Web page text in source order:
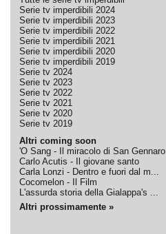
Serie tv imperdibili 2024
Serie tv imperdibili 2023
Serie tv imperdibili 2022
Serie tv imperdibili 2021
Serie tv imperdibili 2020
Serie tv imperdibili 2019
Serie tv 2024
Serie tv 2023
Serie tv 2022
Serie tv 2021
Serie tv 2020
Serie tv 2019
Altri coming soon
'O Sang - Il miracolo di San Gennaro
Carlo Acutis - Il giovane santo
Carla Lonzi - Dentro e fuori dal m...
Cocomelon - Il Film
L'assurda storia della Gialappa's ...
Altri prossimamente »